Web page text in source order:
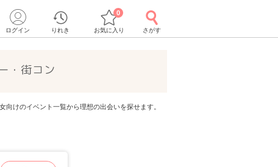
ログイン りれき お気に入り
0
さがす
・街コン
けのイベント一覧から理想の出会いを探せます。